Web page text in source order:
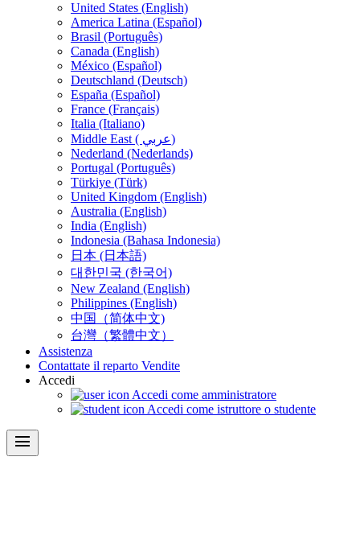
United States (English)
America Latina (Español)
Brasil (Português)
Canada (English)
México (Español)
Deutschland (Deutsch)
España (Español)
France (Français)
Italia (Italiano)
Middle East ( عربي)
Nederland (Nederlands)
Portugal (Português)
Türkiye (Türk)
United Kingdom (English)
Australia (English)
India (English)
Indonesia (Bahasa Indonesia)
日本 (日本語)
대한민국 (한국어)
New Zealand (English)
Philippines (English)
中国（简体中文)
台灣（繁體中文）
Assistenza
Contattate il reparto Vendite
Accedi
Accedi come amministratore
Accedi come istruttore o studente
menu